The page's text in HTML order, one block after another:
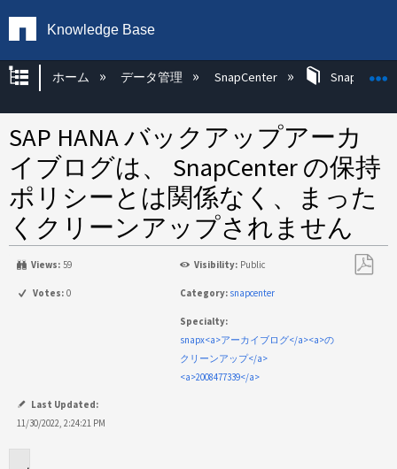
Knowledge Base
グローバル階層を展開/折りたたむ
ホーム データ管理 SnapCenter SnapCenter
SAP HANA バックアップアーカ
イブログは、 SnapCenter の保持
ポリシーとは関係なく、まった
くクリーンアップされません
Views: 59 Visibility: Public
Votes: 0 Category: snapcenter
Specialty:
snapx<a>アーカイブログ</a><a>の
クリーンアップ</a>
<a>2008477339</a>
Last Updated:
11/30/2022, 2:24:21 PM